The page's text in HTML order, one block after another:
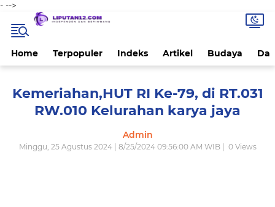
- -->
Home Terpopuler Indeks Artikel Budaya
Kemeriahan,HUT RI Ke-79, di RT.031
RW.010 Kelurahan karya jaya
Admin
Minggu, 25 Agustus 2024 | 8/25/2024 09:56:00 AM WIB | 0Views